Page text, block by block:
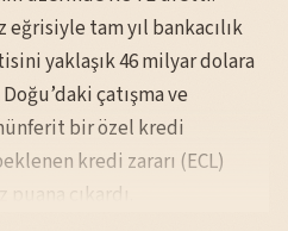
tam yıl bankacılık
yaklaşık 46 milyar dolara
çatışma ve
bir özel kredi
kredi zararı (ECL)
çıkardı.